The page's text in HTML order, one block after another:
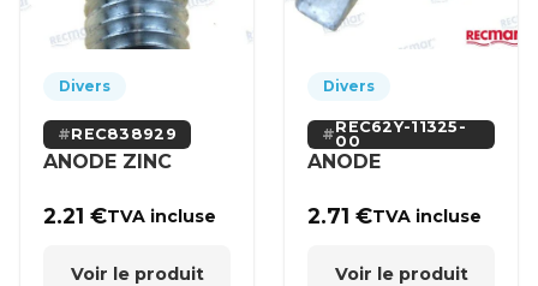
Divers
REC838929
ANODE ZINC
2.21€TVA incluse
Voir le produit
Divers
REC62Y-11325-
00
ANODE
2.71€TVA incluse
Voir le produit